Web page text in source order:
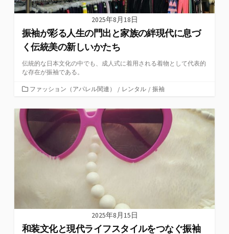
2025年8月18日
振袖が彩る人生の門出と家族の絆現代に息づ
く伝統美の新しいかたち
伝統的な日本文化の中でも、成人式に着用される着物として代表的
な存在が振袖である。
カ
ゴ
ー
ファッション（アパレル関連） / レンタル / 振袖
2025年8月15日
和装文化と現代ライフスタイルをつなぐ振袖